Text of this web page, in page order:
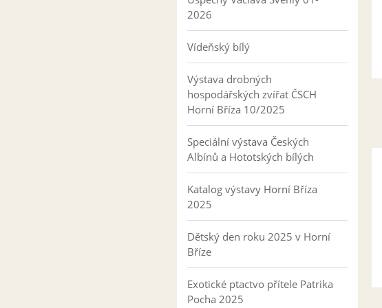
2026
Vídeňský bílý
Výstava drobných
hospodářských zvířat ČSCH
Horní Bříza 10/2025
Speciální výstava Českých
Albínů a Hototských bílých
Katalog výstavy Horní Bříza
2025
Dětský den roku 2025 v Horní
Bříze
Exotické ptactvo přítele Patrika
Pocha 2025